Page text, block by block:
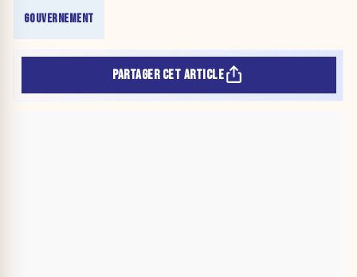
GOUVERNEMENT
PARTAGER CET ARTICLE